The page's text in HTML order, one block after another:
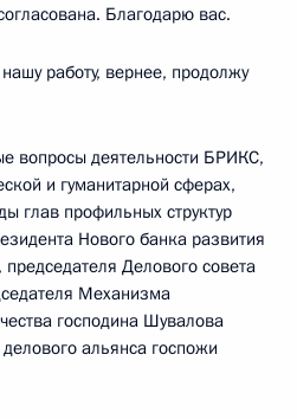
Благодарю вас.
работу, вернее, продолжу
вопросы деятельности БРИКС,
и гуманитарной сферах,
глав профильных структур
Нового банка развития
Делового совета
Механизма
господина Шувалова
альянса госпожи